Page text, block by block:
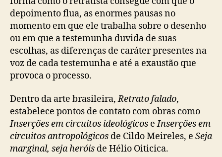
depoimento flua, as enormes pausas no
momento em que ele trabalha sobre o desenho
ou em que a testemunha duvida de suas
escolhas, as diferenças de caráter presentes na
voz de cada testemunha e até a exaustão que
provoca o processo.
Dentro da arte brasileira,Retrato falado,
estabelece pontos de contato com obras como
Inserções em circuitos ideológicos eInserções em
circuitos antropológicos de Cildo Meireles, e Seja
marginal, seja heróis de Hélio Oiticica.